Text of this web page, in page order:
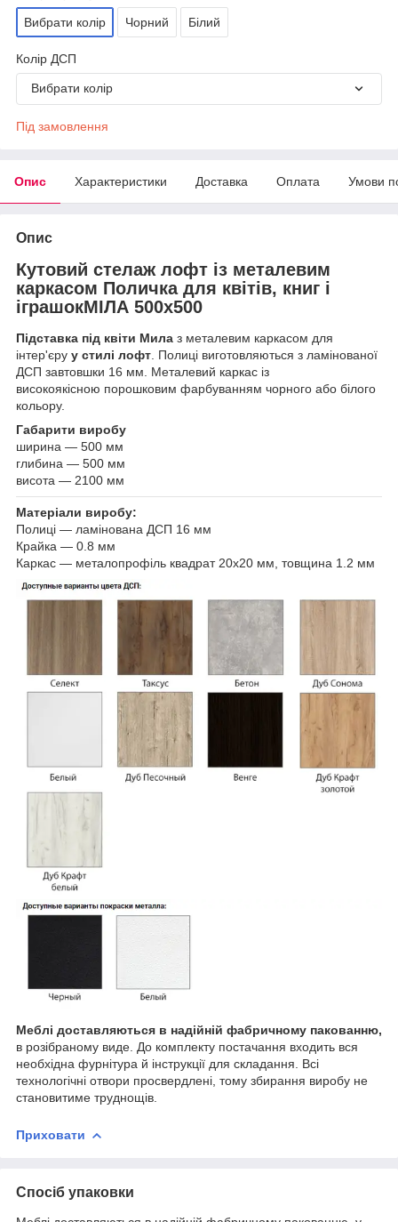
Вибрати колір Чорний Білий
Колір ДСП
Вибрати колір
Під замовлення
Опис Характеристики Доставка Оплата Умови
Опис
Кутовий стелаж лофт із металевим
каркасом Поличка для квітів, книг і
іграшокМІЛА 500х500
Підставка під квіти Мила з металевим каркасом для
інтер'єру у стилі лофт. Полиці виготовляються з ламінованої
ДСП завтовшки 16 мм. Металевий каркас із
високоякісною порошковим фарбуванням чорного або білого
кольору.
Габарити виробу
ширина — 500 мм
глибина — 500 мм
висота — 2100 мм
Матеріали виробу:
Полиці — ламінована ДСП 16 мм
Крайка — 0.8 мм
Каркас — металопрофіль квадрат 20х20 мм, товщина 1.2 мм
Меблі доставляються в надійній фабричному пакованню,
в розібраному виде. До комплекту постачання входить вся
необхідна фурнітура й інструкції для складання. Всі
технологічні отвори просвердлені, тому збирання виробу не
становитиме труднощів.
Приховати
Спосіб упаковки